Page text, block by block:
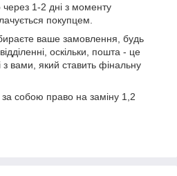
1-2 дні з моменту
покупцем.
ваше замовлення, будь
оскільки, пошта - це
вами, який ставить фінальну
собою право на заміну 1,2